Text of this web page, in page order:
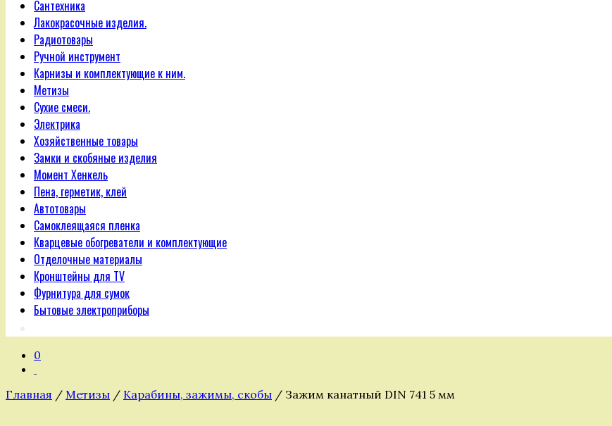
Сантехника
Лакокрасочные изделия.
Радиотовары
Ручной инструмент
Карнизы и комплектующие к ним.
Метизы
Сухие смеси.
Электрика
Хозяйственные товары
Замки и скобяные изделия
Момент Хенкель
Пена, герметик, клей
Автотовары
Самоклеящаяся пленка
Кварцевые обогреватели и комплектующие
Отделочные материалы
Кронштейны для TV
Фурнитура для сумок
Бытовые электроприборы
0
Главная / Метизы / Карабины, зажимы, скобы / Зажим канатный DIN 741 5 мм